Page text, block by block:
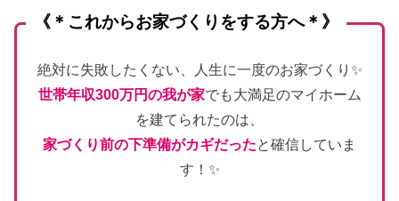
《＊これからお家づくりをする方へ＊》
絶対に失敗したくない、人生に一度のお家づくり✨
世帯年収300万円の我が家でも大満足のマイホーム
を建てられたのは、
家づくり前の下準備がカギだったと確信していま
す！✨